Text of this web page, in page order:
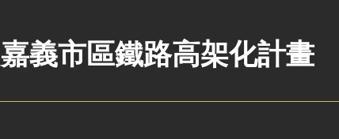
嘉義市區鐵路高架化計畫